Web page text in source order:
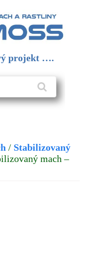
projekt ….
/ Stabilizovaný
mach –